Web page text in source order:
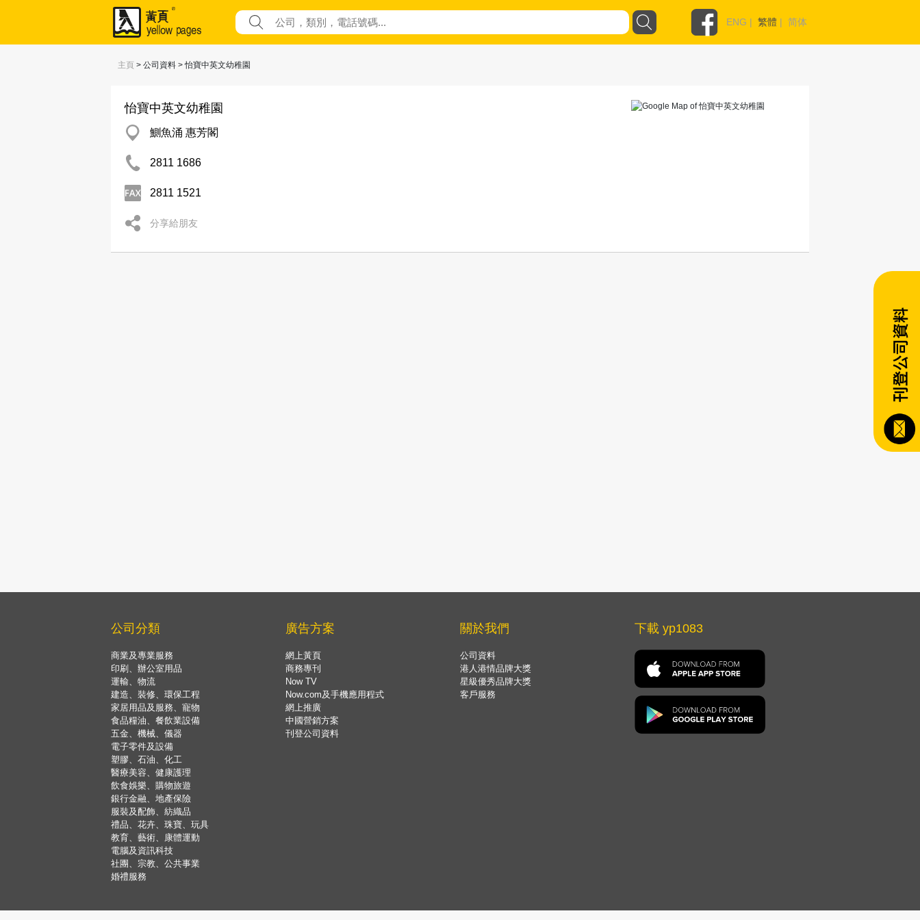
ENG | 繁體 | 简体
主頁 > 公司資料 > 怡寶中英文幼稚園
怡寶中英文幼稚園
鰂魚涌 惠芳閣
2811 1686
2811 1521
分享給朋友
公司分類
商業及專業服務
印刷、辦公室用品
運輸、物流
建造、裝修、環保工程
家居用品及服務、寵物
食品糧油、餐飲業設備
五金、機械、儀器
電子零件及設備
塑膠、石油、化工
醫療美容、健康護理
飲食娛樂、購物旅遊
銀行金融、地產保險
服裝及配飾、紡織品
禮品、花卉、珠寶、玩具
教育、藝術、康體運動
電腦及資訊科技
社團、宗教、公共事業
婚禮服務
廣告方案
網上黃頁
商務專刊
Now TV
Now.com及手機應用程式
網上推廣
中國營銷方案
刊登公司資料
關於我們
公司資料
港人港情品牌大獎
星級優秀品牌大獎
客戶服務
下載 yp1083